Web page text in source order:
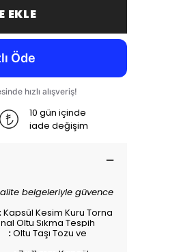
EKLE
10 gün içinde
iade değişim
belgeleriyle güvence
Kapsül Kesim Kuru Torna
Oltu Sıkma Tespih
:Oltu Taşı Tozu ve